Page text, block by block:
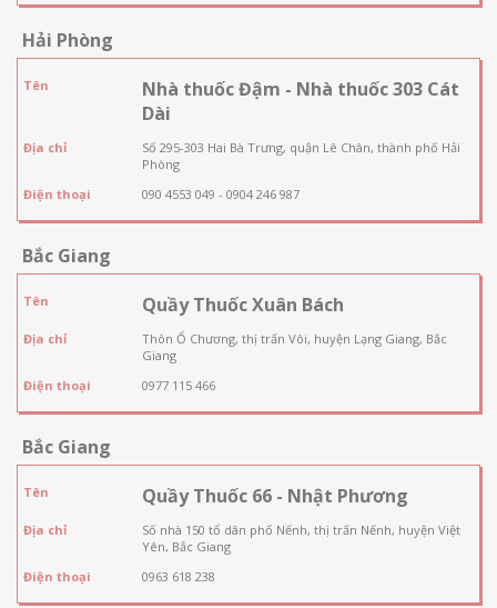
Hải Phòng
Tên
Nhà thuốc Đậm - Nhà thuốc 303 Cát
Dài
Địa chỉ
Số 295-303 Hai Bà Trưng, quận Lê Chân, thành phố Hải
Phòng
Điện thoại
090 4553 049 - 0904 246 987
Bắc Giang
Tên Quầy Thuốc Xuân Bách
Địa chỉ
Thôn Ổ Chương, thị trấn Vôi, huyện Lạng Giang, Bắc
Giang
Điện thoại
0977 115 466
Bắc Giang
Tên Quầy Thuốc 66 - Nhật Phương
Địa chỉ
Số nhà 150 tổ dân phố Nếnh, thị trấn Nếnh, huyện Việt
Yên, Bắc Giang
Điện thoại
0963 618 238